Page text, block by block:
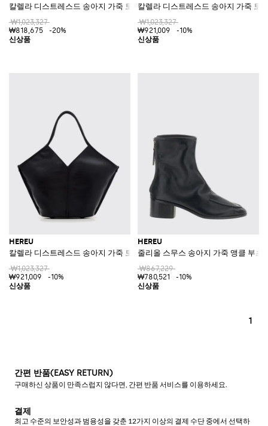
칼렐라 디스트레스드 송아지 가죽 토트백 (더블 핸들)
₩1,023,327
₩818,675
-20%
칼렐라 디스트레스드 송아지 가죽 토
₩1,023,327
₩921,009
-10%
HEREU
칼렐라 디스트레스드 송아지 가죽 토트백 (내부 파우치 포함)
₩1,023,327
₩921,009
-10%
HEREU
줄리올 스무스 송아지 가죽 앵클 부츠
₩867,229
₩780,521
-10%
1
간편 반품(EASY RETURN)
구매하신 상품이 만족스럽지 않다면, 간편 반품 서비스를 이용하세요.
결제
최고 수준의 보안성과 범용성을 갖춘 12가지 이상의 결제 수단 중에서 선택하